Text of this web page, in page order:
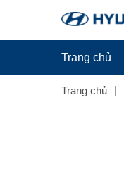
Trang chủ
Trang chủ